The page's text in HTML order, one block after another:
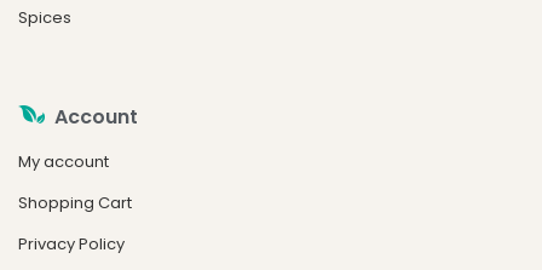
Spices
Account
My account
Shopping Cart
Privacy Policy